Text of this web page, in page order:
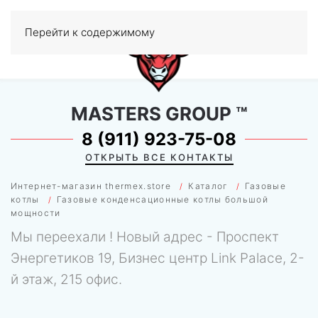
Перейти к содержимому
0
Интернет-магазин thermex.store Каталог
Газовые
котлы
Газовые конденсационные котлы большой
мощности
MASTERS GROUP ™
8 (911) 923-75-08
ОТКРЫТЬ ВСЕ КОНТАКТЫ
Мы переехали ! Новый адрес - Проспект
Энергетиков 19, Бизнес центр Link Palace, 2-
й этаж, 215 офис.